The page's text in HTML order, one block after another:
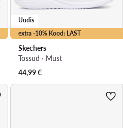
extra -10% Kood: LAST
Uudis
Skechers
Tossud · Must
44,99€